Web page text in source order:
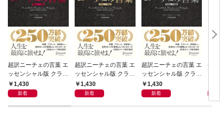
超訳ニーチェの言葉 エ
ッセンシャル版 クラシ
ックカバー赤箔
1,430
新着
超訳ニーチェの言葉 エ
ッセンシャル版 クラシ
ックカバー金箔
1,430
新着
超訳ニーチェの言葉 エ
ッセンシャル版 クラシ
ックカバー銀箔
1,430
新着
令